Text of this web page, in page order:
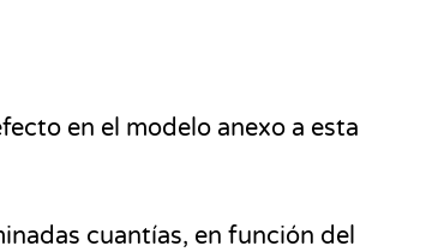
en el modelo anexo a esta
cuantías, en función del